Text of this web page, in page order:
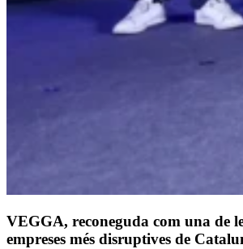
VEGGA, reconeguda com una de
empreses més disruptives de